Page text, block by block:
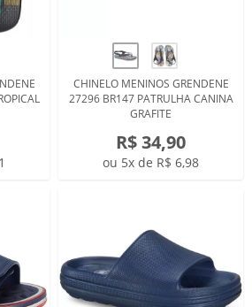
CHINELO MENINOS GRENDENE
27296 BR147 PATRULHA CANINA
GRAFITE
R$ 34,90
ou 5x de R$ 6,98